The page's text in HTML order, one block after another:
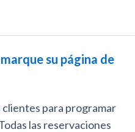
su página de
clientes para programar
las reservaciones